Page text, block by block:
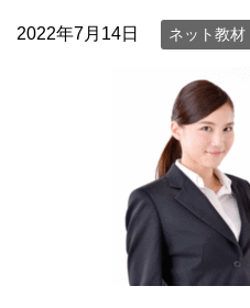
2022年7月14日 ネット教材